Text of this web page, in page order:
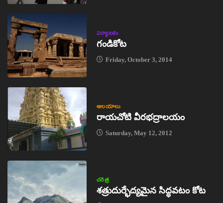
పర్యాటకం
గండికోట
Friday, October 3, 2014
ఆలయాలు
రాయచోటి వీరభద్రాలయం
Saturday, May 12, 2012
చరిత్ర
శత్రుదుర్భేద్యమైన సిద్ధవటం కోట